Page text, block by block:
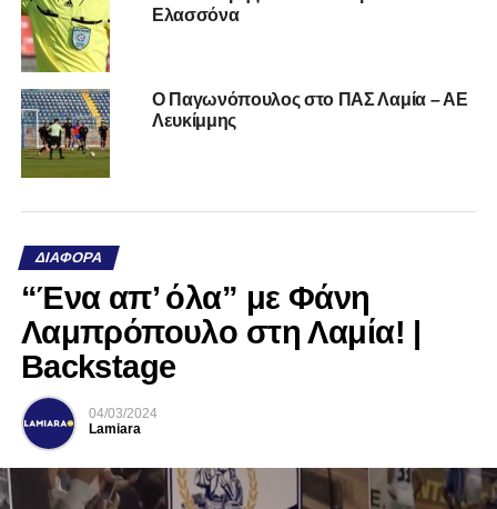
Ελασσόνα
Ο Παγωνόπουλος στο ΠΑΣ Λαμία – ΑΕ
Λευκίμμης
ΔΙΆΦΟΡΑ
“Ένα απ’ όλα” με Φάνη
Λαμπρόπουλο στη Λαμία! |
Backstage
04/03/2024
Lamiara